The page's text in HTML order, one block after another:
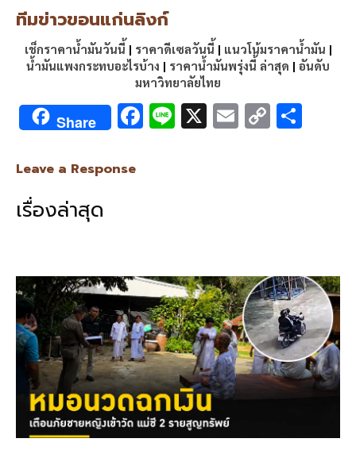
ทีมข่าวขอนแก่นลิงก์
เช็กราคาน้ำมันวันนี้ | ราคาดีเซลวันนี้ | แนวโน้มราคาน้ำมัน |
น้ำมันแพงกระทบอะไรบ้าง | ราคาน้ำมันพรุ่งนี้ ล่าสุด | อันดับ
มหาวิทยาลัยไทย
Share F
k
Li X E C
Leave a Response
เรื่องล่าสุด